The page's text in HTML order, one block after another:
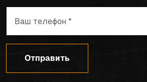
Отправить